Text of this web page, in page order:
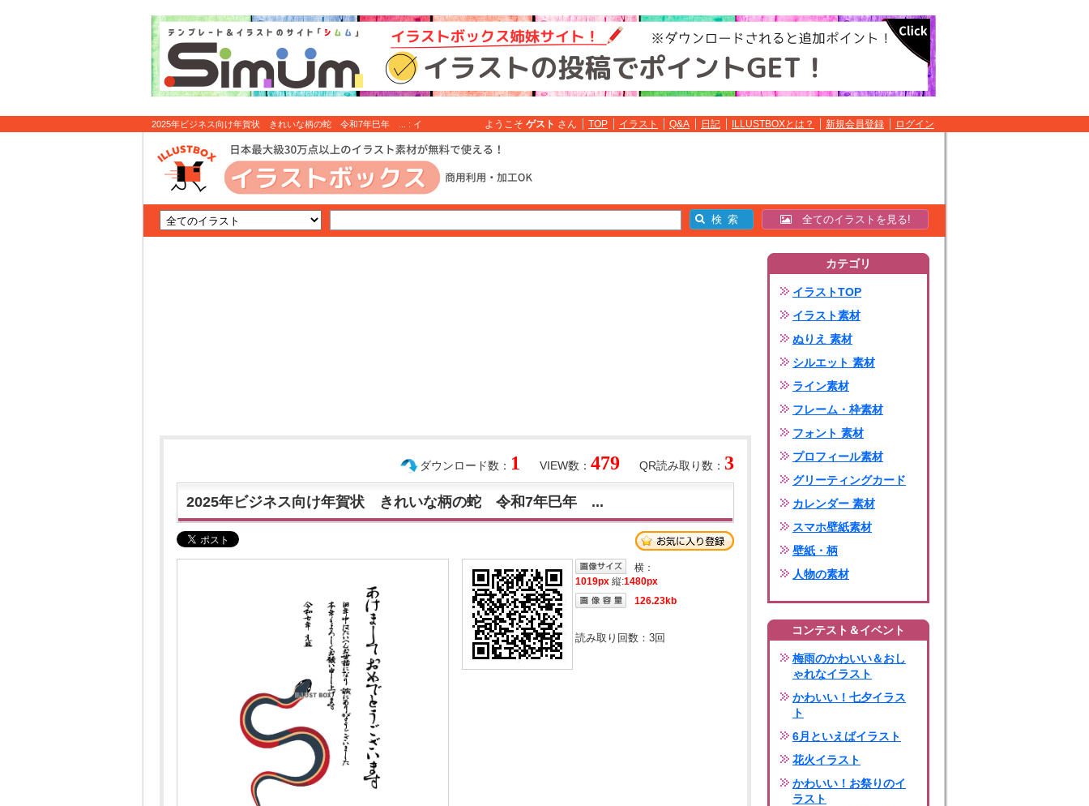
2025年ビジネス向け年賀状 きれいな柄の蛇 令和7年巳年 ... : イ
ようこそ ゲスト さん TOP イラスト Q&A 日記 ILLUSTBOXとは？ 新規会員登録 ログイン
全てのイラストを見る!
QR読み取り数： 3
VIEW数： 479
ダウンロード数： 1
2025年ビジネス向け年賀状 きれいな柄の蛇 令和7年巳年 ...
横：
1019px 縦:1480px
126.23kb
読み取り回数： 3回
カテゴリ
イラストTOP
イラスト素材
ぬりえ 素材
シルエット 素材
ライン素材
フレーム・枠素材
フォント 素材
プロフィール素材
グリーティングカード
カレンダー 素材
スマホ壁紙素材
壁紙・柄
人物の素材
コンテスト＆イベント
梅雨のかわいい＆おし
ゃれなイラスト
かわいい！七夕イラス
ト
6月といえばイラスト
花火イラスト
かわいい！お祭りのイ
ラスト